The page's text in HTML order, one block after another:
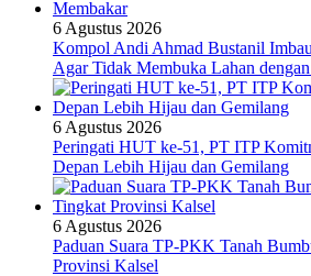
6 Agustus 2026
Kompol Andi Ahmad Bustanil
Agar Tidak Membuka Lahan
6 Agustus 2026
Peringati HUT ke-51, PT ITP
Depan Lebih Hijau dan Gemilang
6 Agustus 2026
Paduan Suara TP-PKK Tanah
Provinsi Kalsel